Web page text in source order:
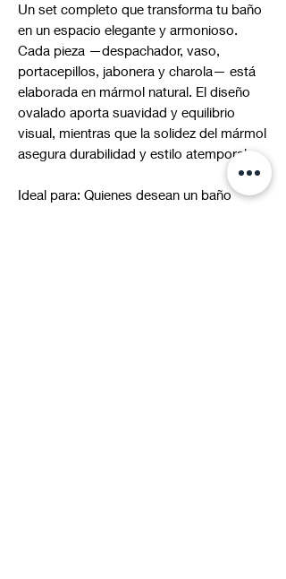
Un set completo que transforma tu baño
en un espacio elegante y armonioso.
Cada pieza —despachador, vaso,
portacepillos, jabonera y charola— está
elaborada en mármol natural. El diseño
ovalado aporta suavidad y equilibrio
visual, mientras que la solidez del mármol
asegura durabilidad y estilo atemporal.
Ideal para: Quienes desean un baño